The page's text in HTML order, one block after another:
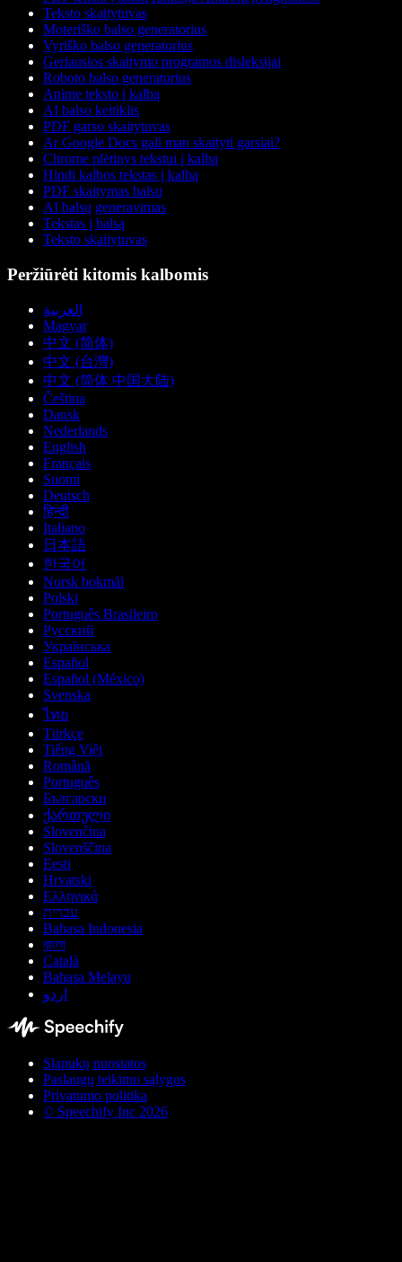
Teksto skaitytuvas
Moteriško balso generatorius
Vyriško balso generatorius
Geriausios skaitymo programos disleksijai
Roboto balso generatorius
Anime teksto į kalbą
AI balso keitiklis
PDF garso skaitytuvas
Ar Google Docs gali man skaityti garsiai?
Chrome plėtinys tekstui į kalbą
Hindi kalbos tekstas į kalbą
PDF skaitymas balsu
AI balsų generavimas
Tekstas į balsą
Teksto skaitytuvas
Peržiūrėti kitomis kalbomis
العربية
Magyar
中文 (简体)
中文 (台灣)
中文 (简体 中国大陆)
Čeština
Dansk
Nederlands
English
Français
Suomi
Deutsch
हिन्दी
Italiano
日本語
한국어
Norsk bokmål
Polski
Português Brasileiro
Русский
Українська
Español
Español (México)
Svenska
ไทย
Türkçe
Tiếng Việt
Română
Português
Български
ქართული
Slovenčina
Slovenščina
Eesti
Hrvatski
Ελληνικά
עברית
Bahasa Indonesia
বাংলা
Català
Bahasa Melayu
اردو
Slapukų nuostatos
Paslaugų teikimo sąlygos
Privatumo politika
© Speechify Inc 2026